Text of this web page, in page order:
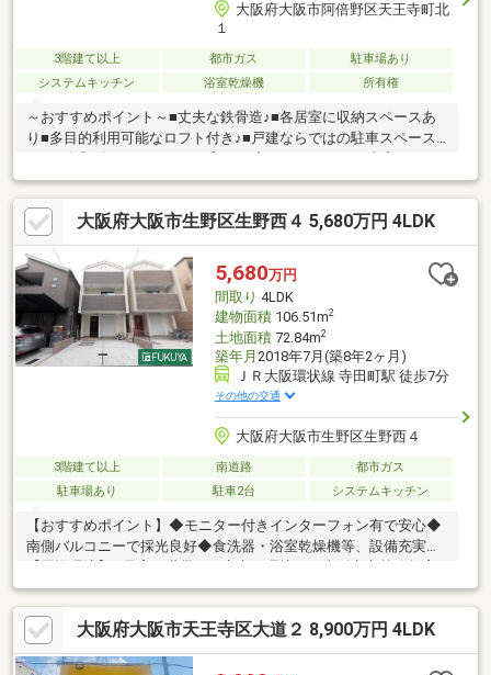
大阪府大阪市阿倍野区天王寺町北
１
3階建て以上 都市ガス
駐車場あり
システムキッチン
浴室乾燥機 所有権
～おすすめポイント～■丈夫な鉄骨造♪■各居室に収納スペースあ
り■多目的利用可能なロフト付き♪■戸建ならではの駐車スペース
ッチン・ユニットバス・洗面化粧台・フロアタイル張替・クロス
貼替など ～周辺環境～・コンビニまで徒歩約4分・スーパーまで
徒歩約6分・病院まで徒歩約8分・郵便局まで徒歩約1分・小学校
まで徒歩約4分とお子様の通いやすい距離♪公園も近く、子育て世
代の方にもおすすめ!! 住宅ローンや資金計画などお気軽にご相談
ください！お問合せお待ちしております！
大阪府大阪市生野区生野西４ 5,680万円 4LDK
5,680万円
間取り 4LDK
建物面積106.51m2
土地面積72.84m2
築年月 2018年7月(築8年2ヶ月)
ＪＲ大阪環状線 寺田町駅 徒歩7分
その他の交通
大阪府大阪市生野区生野西４
3階建て以上 南道路
都市ガス
駐車場あり
駐車2台 システムキッチン
【おすすめポイント】◆モニター付きインターフォン有で安心◆
南側バルコニーで採光良好◆食洗器・浴室乾燥機等、設備充実
学校生野未来学園 小学校 約500ｍ・大阪市立義務教育学校生
野未来学園 中学校 約500ｍ―ちょっとしたお買い物に便利―・
ライフ寺田町駅前店 約650ｍ・ビエラ寺田町 約580ｍ・ローソ
ン天王寺町北二丁目店 約250ｍ・スギ薬局林寺店 約400ｍ
大阪府大阪市天王寺区大道２ 8,900万円 4LDK